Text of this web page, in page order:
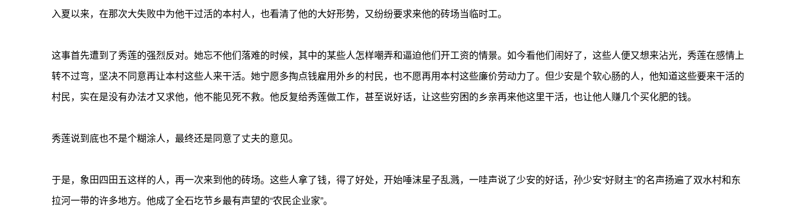
入夏以来，在那次大失败中为他干过活的本村人，也看清了他的大好形势，又纷纷要求来他的砖场当临时工。
这事首先遭到了秀莲的强烈反对。她忘不他们落难的时候，其中的某些人怎样嘲弄和逼迫他们开工资的情景。如今看他们闹好了，这些人便又想来沾光，秀莲在感情上
转不过弯，坚决不同意再让本村这些人来干活。她宁愿多掏点钱雇用外乡的村民，也不愿再用本村这些廉价劳动力了。但少安是个软心肠的人，他知道这些要来干活的
村民，实在是没有办法才又求他，他不能见死不救。他反复给秀莲做工作，甚至说好话，让这些穷困的乡亲再来他这里干活，也让他人赚几个买化肥的钱。
秀莲说到底也不是个糊涂人，最终还是同意了丈夫的意见。
于是，象田四田五这样的人，再一次来到他的砖场。这些人拿了钱，得了好处，开始唾沫星子乱溅，一哇声说了少安的好话，孙少安“好财主”的名声扬遍了双水村和东
拉河一带的许多地方。他成了全石圪节乡最有声望的“农民企业家”。